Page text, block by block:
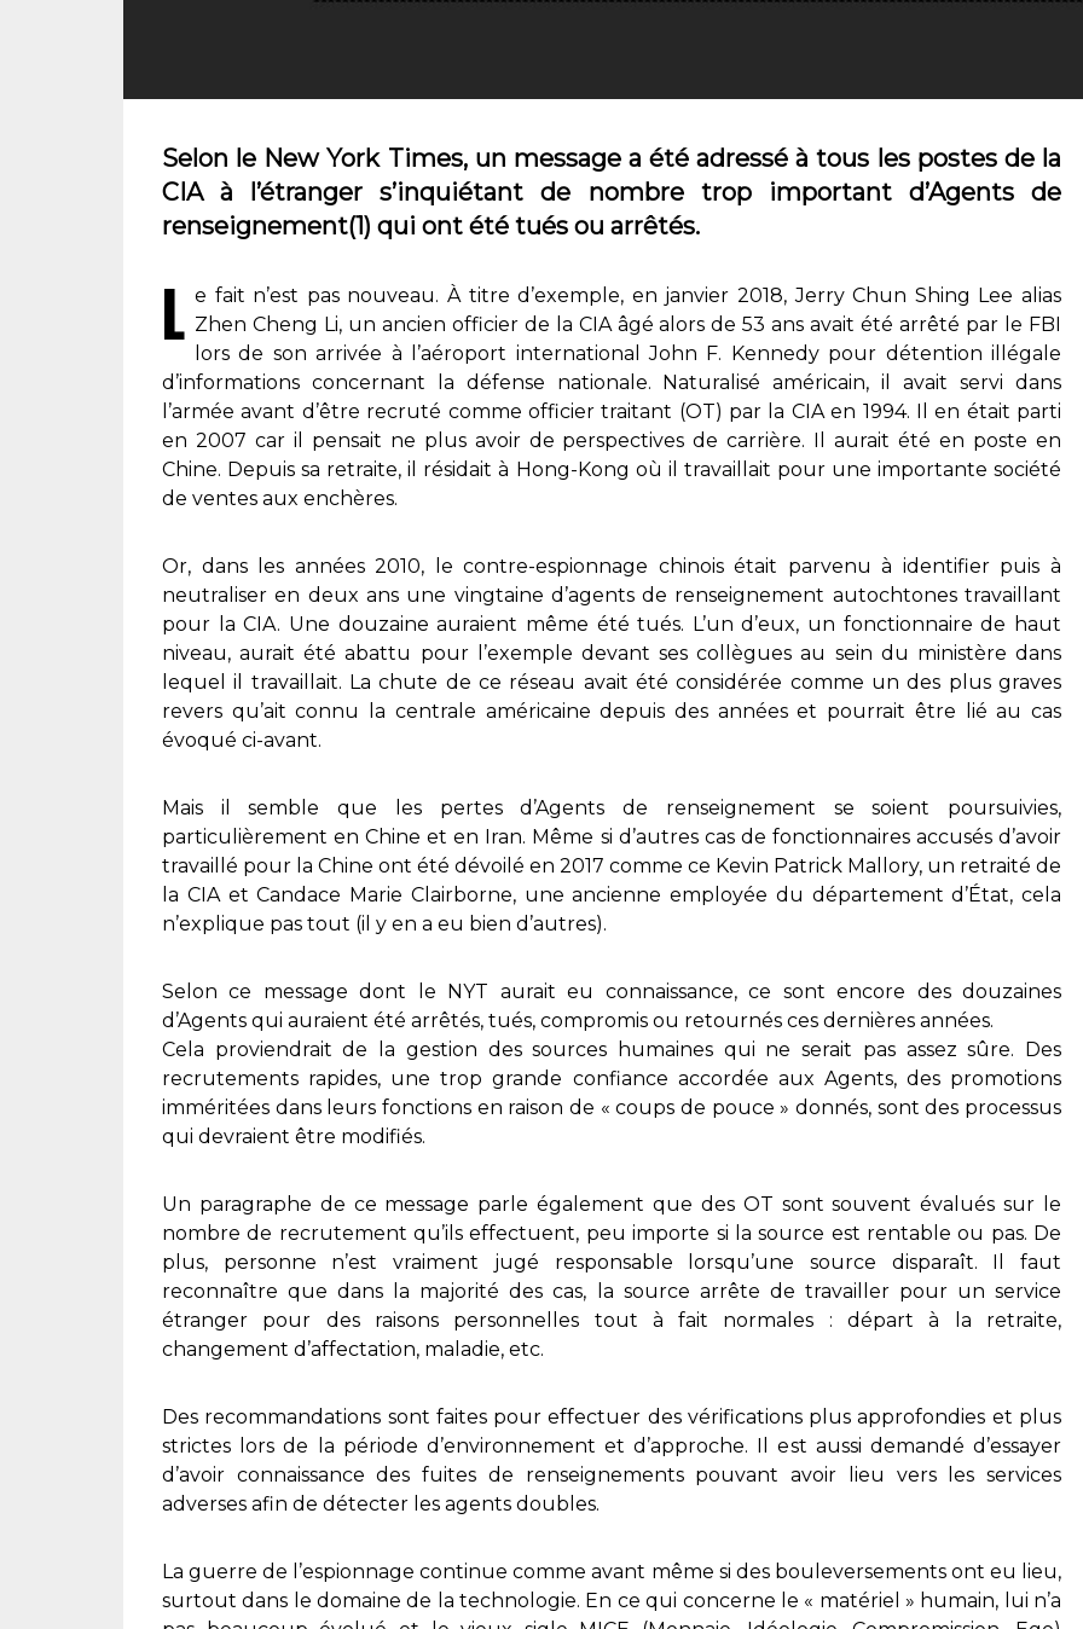
Selon le New York Times, un message a été adressé à tous les postes de la
CIA à l’étranger s’inquiétant de nombre trop important d’Agents de
renseignement(1) qui ont été tués ou arrêtés.
L e fait n’est pas nouveau. À titre d’exemple, en janvier 2018, Jerry Chun Shing Lee alias
Zhen Cheng Li, un ancien officier de la CIA âgé alors de 53 ans avait été arrêté par le FBI
lors de son arrivée à l’aéroport international John F. Kennedy pour détention illégale
d’informations concernant la défense nationale. Naturalisé américain, il avait servi dans
l’armée avant d’être recruté comme officier traitant (OT) par la CIA en 1994. Il en était parti
en 2007 car il pensait ne plus avoir de perspectives de carrière. Il aurait été en poste en
Chine. Depuis sa retraite, il résidait à Hong-Kong où il travaillait pour une importante société
de ventes aux enchères.
Or, dans les années 2010, le contre-espionnage chinois était parvenu à identifier puis à
neutraliser en deux ans une vingtaine d’agents de renseignement autochtones travaillant
pour la CIA. Une douzaine auraient même été tués. L’un d’eux, un fonctionnaire de haut
niveau, aurait été abattu pour l’exemple devant ses collègues au sein du ministère dans
lequel il travaillait. La chute de ce réseau avait été considérée comme un des plus graves
revers qu’ait connu la centrale américaine depuis des années et pourrait être lié au cas
évoqué ci-avant.
Mais il semble que les pertes d’Agents de renseignement se soient poursuivies,
particulièrement en Chine et en Iran. Même si d’autres cas de fonctionnaires accusés d’avoir
travaillé pour la Chine ont été dévoilé en 2017 comme ce Kevin Patrick Mallory, un retraité de
la CIA et Candace Marie Clairborne, une ancienne employée du département d’État, cela
n’explique pas tout (il y en a eu bien d’autres).
Selon ce message dont le NYT aurait eu connaissance, ce sont encore des douzaines
d’Agents qui auraient été arrêtés, tués, compromis ou retournés ces dernières années.
Cela proviendrait de la gestion des sources humaines qui ne serait pas assez sûre. Des
recrutements rapides, une trop grande confiance accordée aux Agents, des promotions
imméritées dans leurs fonctions en raison de « coups de pouce » donnés, sont des processus
qui devraient être modifiés.
Un paragraphe de ce message parle également que des OT sont souvent évalués sur le
nombre de recrutement qu’ils effectuent, peu importe si la source est rentable ou pas. De
plus, personne n’est vraiment jugé responsable lorsqu’une source disparaît. Il faut
reconnaître que dans la majorité des cas, la source arrête de travailler pour un service
étranger pour des raisons personnelles tout à fait normales : départ à la retraite,
changement d’affectation, maladie, etc.
Des recommandations sont faites pour effectuer des vérifications plus approfondies et plus
strictes lors de la période d’environnement et d’approche. Il est aussi demandé d’essayer
d’avoir connaissance des fuites de renseignements pouvant avoir lieu vers les services
adverses afin de détecter les agents doubles.
La guerre de l’espionnage continue comme avant même si des bouleversements ont eu lieu,
surtout dans le domaine de la technologie. En ce qui concerne le « matériel » humain, lui n’a